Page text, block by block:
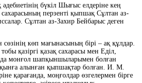
бүкіл Шығыс елдеріне кең
перзенті қыпшақ Сұлтан аз-
Сұлтан аз-Захир Бейбарыс деген
көп мағынасының бірі – ақ құлдар.
қазіргі қазақ сахарасы мен Еділ,
монғол шапқыншыларымен болған
алынған қыпшақтар болған. И. М.
қарағанда, моңғолдар өзгелермен бірге